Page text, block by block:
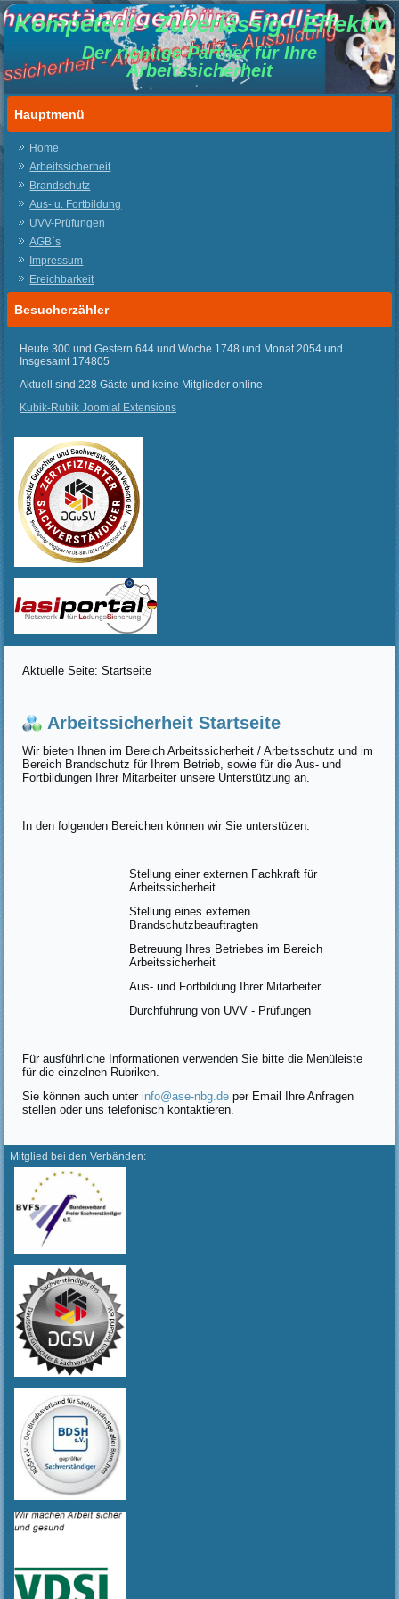
Kompetent - Zuverlässig - Effektiv
Der richtige Partner für Ihre
Arbeitssicherheit
Hauptmenü
Home
Arbeitssicherheit
Brandschutz
Aus- u. Fortbildung
UVV-Prüfungen
AGB`s
Impressum
Ereichbarkeit
Besucherzähler
Heute 300 und Gestern 644 und Woche 1748 und Monat 2054 und
Insgesamt 174805
Aktuell sind 228 Gäste und keine Mitglieder online
Kubik-Rubik Joomla! Extensions
Aktuelle Seite:Startseite
Arbeitssicherheit Startseite
Wir bieten Ihnen im Bereich Arbeitssicherheit / Arbeitsschutz und im
Bereich Brandschutz für Ihrem Betrieb, sowie für die Aus- und
Fortbildungen Ihrer Mitarbeiter unsere Unterstützung an.
In den folgenden Bereichen können wir Sie unterstüzen:
Stellung einer externen Fachkraft für
Arbeitssicherheit
Stellung eines externen
Brandschutzbeauftragten
Betreuung Ihres Betriebes im Bereich
Arbeitssicherheit
Aus- und Fortbildung Ihrer Mitarbeiter
Durchführung von UVV - Prüfungen
Für ausführliche Informationen verwenden Sie bitte die Menüleiste
für die einzelnen Rubriken.
Sie können auch unterinfo@ase-nbg.de per Email Ihre Anfragen
stellen oder uns telefonisch kontaktieren.
Mitglied bei den Verbänden: